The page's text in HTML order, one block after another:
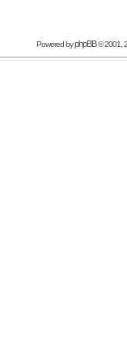
Powered byphpBB© 2001,